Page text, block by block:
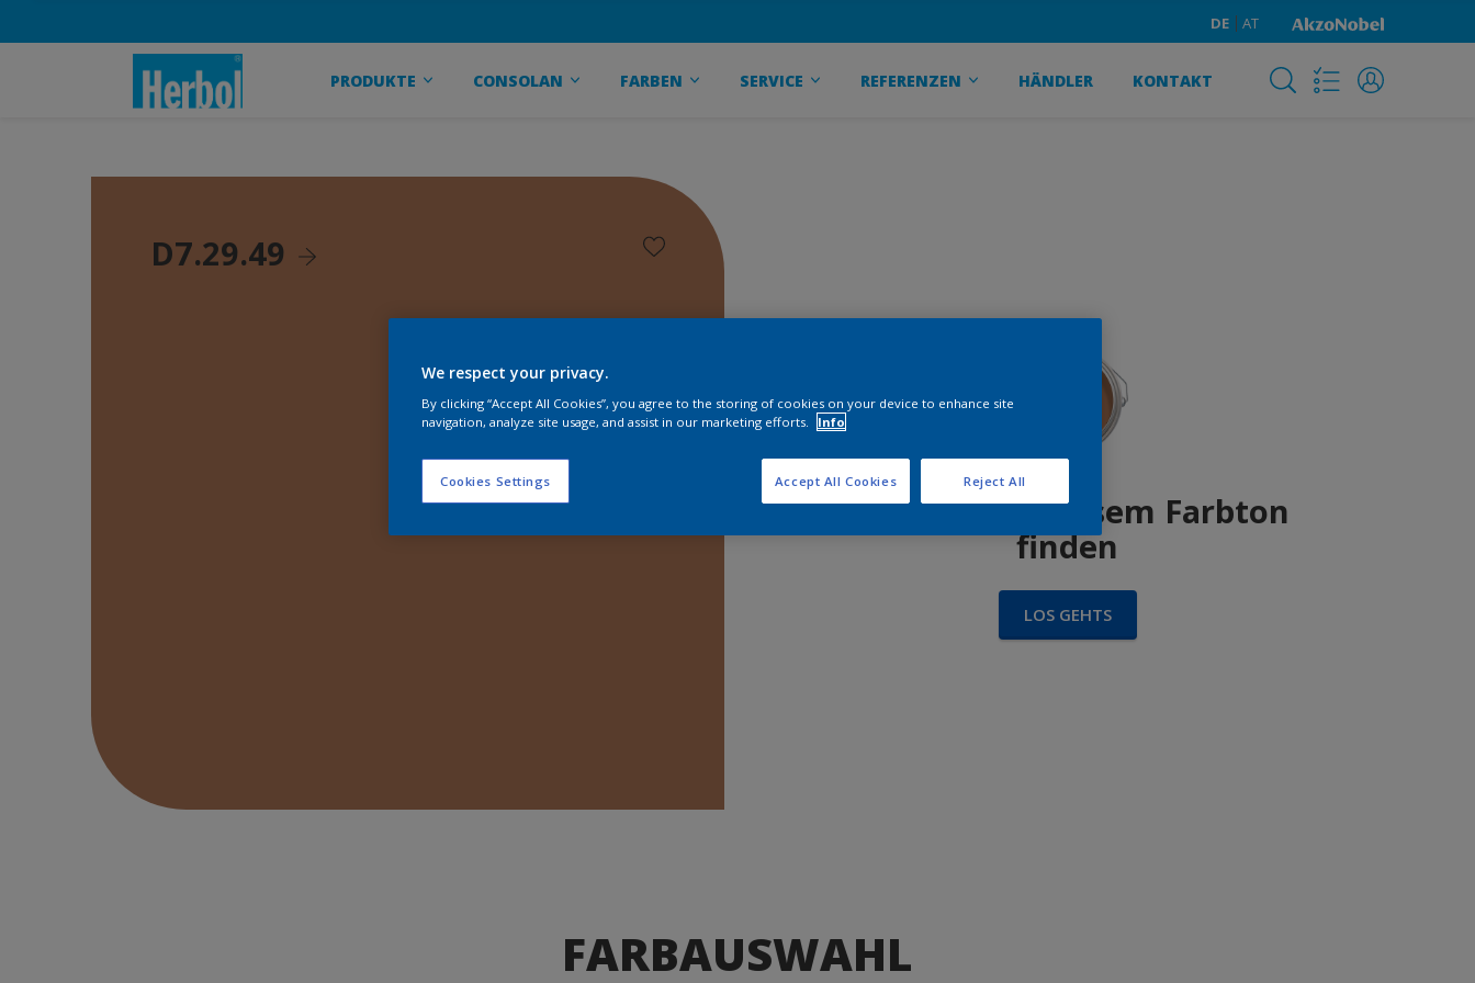
DE AT
PRODUKTE CONSOLAN FARBEN SERVICE REFERENZEN HÄNDLER KONTAKT
D7.29.49
Produkte in diesem Farbton
finden
LOS GEHTS
FARBAUSWAHL
We respect your privacy.
By clicking “Accept All Cookies”, you agree to the storing of cookies on your device to enhance site
navigation, analyze site usage, and assist in our marketing efforts.
Info
Cookies Settings Reject All
Accept All Cookies